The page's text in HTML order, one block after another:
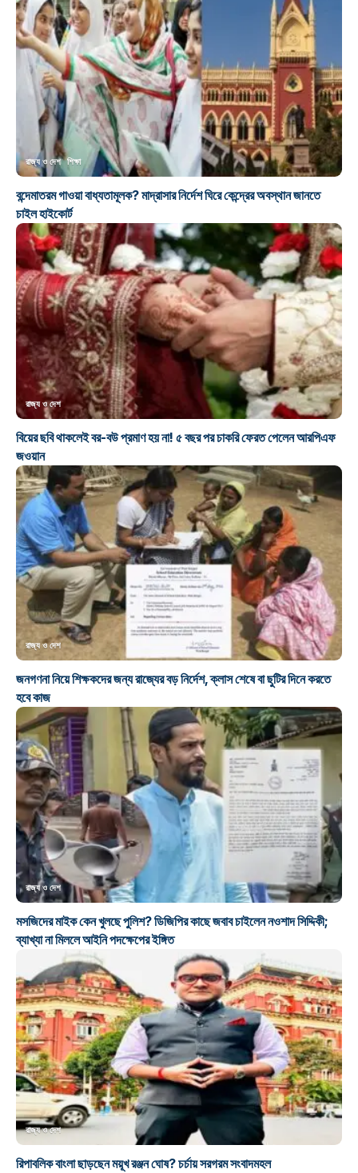
রাজ্য ও দেশ শিক্ষা
বন্দেমাতরম গাওয়া বাধ্যতামূলক? মাদ্রাসার নির্দেশ ঘিরে কেন্দ্রের অবস্থান জানতে
চাইল হাইকোর্ট
রাজ্য ও দেশ
বিয়ের ছবি থাকলেই বর-বউ প্রমাণ হয় না! ৫ বছর পর চাকরি ফেরত পেলেন আরপিএফ
জওয়ান
রাজ্য ও দেশ
জনগণনা নিয়ে শিক্ষকদের জন্য রাজ্যের বড় নির্দেশ, ক্লাস শেষে বা ছুটির দিনে করতে
হবে কাজ
রাজ্য ও দেশ
মসজিদের মাইক কেন খুলছে পুলিশ? ডিজিপির কাছে জবাব চাইলেন নওশাদ সিদ্দিকী;
ব্যাখ্যা না মিললে আইনি পদক্ষেপের ইঙ্গিত
রাজ্য ও দেশ
রিপাবলিক বাংলা ছাড়ছেন ময়ূখ রঞ্জন ঘোষ? চর্চায় সরগরম সংবাদমহল